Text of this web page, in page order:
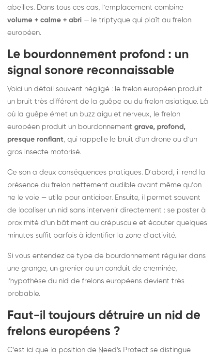
abeilles. Dans tous ces cas, l'emplacement combine
volume + calme + abri — le triptyque qui plaît au frelon
européen.
Le bourdonnement profond : un
signal sonore reconnaissable
Voici un détail souvent négligé : le frelon européen produit
un bruit très différent de la guêpe ou du frelon asiatique. Là
où la guêpe émet un buzz aigu et nerveux, le frelon
européen produit un bourdonnement grave, profond,
presque ronflant, qui rappelle le bruit d'un drone ou d'un
gros insecte motorisé.
Ce son a deux conséquences pratiques. D'abord, il rend la
présence du frelon nettement audible avant même qu'on
ne le voie — utile pour anticiper. Ensuite, il permet souvent
de localiser un nid sans intervenir directement : se poster à
proximité d'un bâtiment au crépuscule et écouter quelques
minutes suffit parfois à identifier la zone d'activité.
Si vous entendez ce type de bourdonnement régulier dans
une grange, un grenier ou un conduit de cheminée,
l'hypothèse du nid de frelons européens devient très
probable.
Faut-il toujours détruire un nid de
frelons européens ?
C'est ici que la position de Need's Protect se distingue